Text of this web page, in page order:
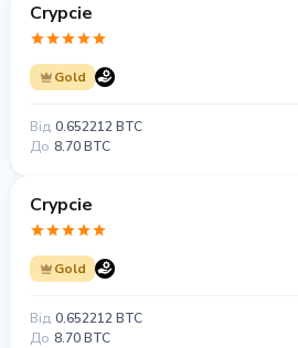
Crypcie
Gold
Від 0.652212 BTC
До 8.70 BTC
Crypcie
Gold
Від 0.652212 BTC
До 8.70 BTC